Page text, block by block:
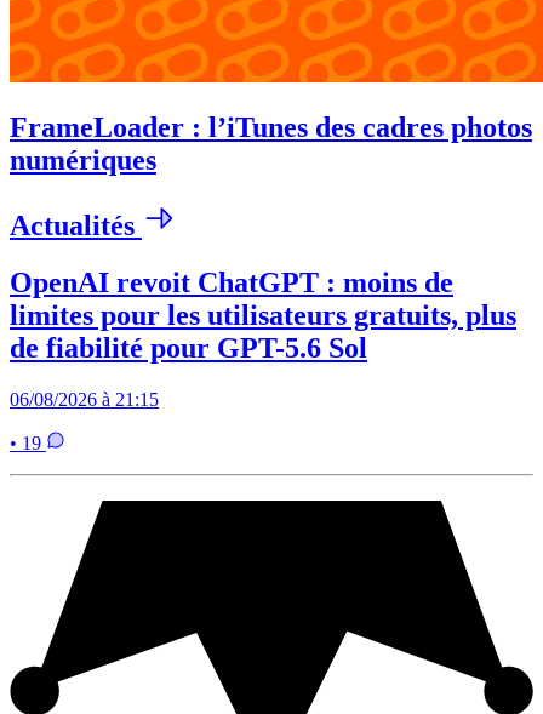
FrameLoader : l’iTunes des cadres photos
numériques
Actualités
OpenAI revoit ChatGPT : moins de
limites pour les utilisateurs gratuits, plus
de fiabilité pour GPT-5.6 Sol
06/08/2026 à 21:15
• 19